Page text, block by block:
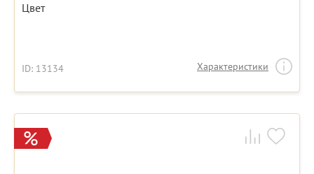
Цвет
ID: 13134 Характеристики